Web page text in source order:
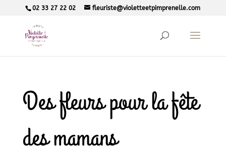
02 33 27 22 02 fleuriste@violetteetpimprenelle.com
Des fleurs pour la fête
des mamans